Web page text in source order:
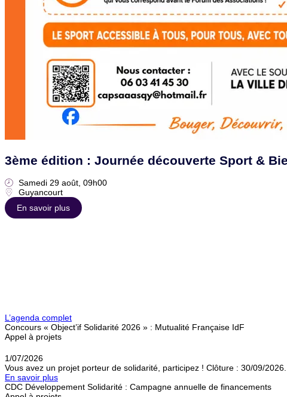
3ème édition : Journée découverte Sport &
Samedi 29 août, 09h00
Guyancourt
En savoir plus
L’agenda complet
Concours « Object’if Solidarité 2026 » : Mutualité Française IdF
Appel à projets
1/07/2026
Vous avez un projet porteur de solidarité, participez ! Clôture : 30/09/2026.
En savoir plus
CDC Développement Solidarité : Campagne annuelle de financements